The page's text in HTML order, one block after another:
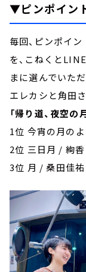
▼ピンポイン
毎回、ピンポイ
を、こねくと
まに選んでいた
エレカシと角田
「帰り道、夜空
1位 今宵の月の
2位 三日月 / 絢香
3位 月 / 桑田佳祐